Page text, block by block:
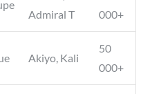
Admiral T
000+
Akiyo, Kali
50
000+